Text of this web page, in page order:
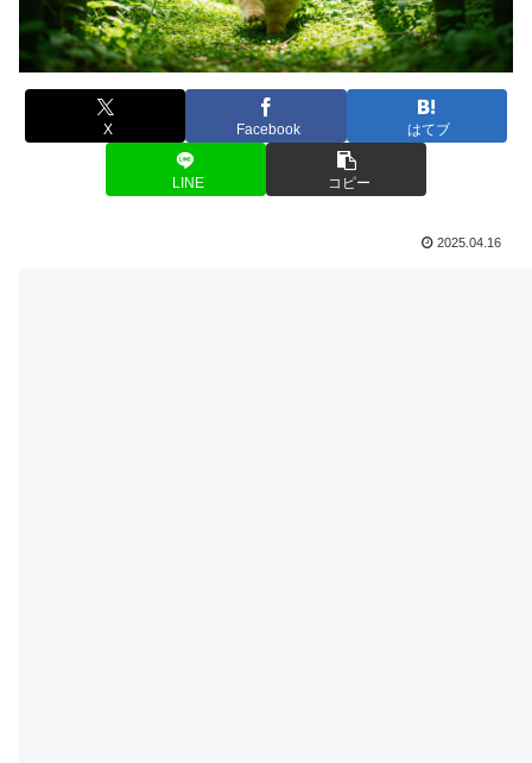
X Facebook はてブ
LINE コピー
2025.04.16